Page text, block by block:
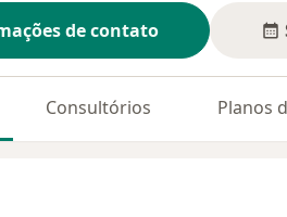
de contato
Consultórios Planos